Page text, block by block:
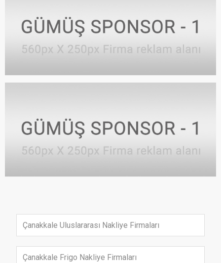
Çanakkale Uluslararası Nakliye Firmaları
Çanakkale Frigo Nakliye Firmaları